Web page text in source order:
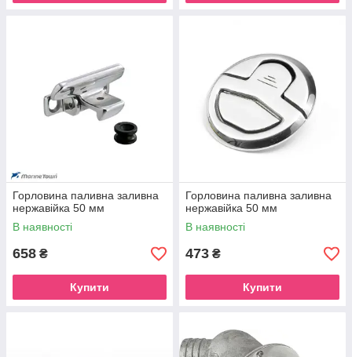
Горловина паливна заливна
нержавійка 50 мм
В наявності
658 ₴
Купити
Горловина паливна заливна
нержавійка 50 мм
В наявності
473 ₴
Купити